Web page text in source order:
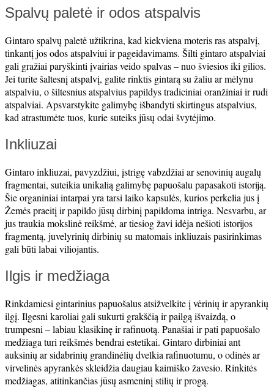
Spalvų paletė ir odos atspalvis
Gintaro spalvų paletė užtikrina, kad kiekviena moteris ras atspalvį,
tinkantį jos odos atspalviui ir pageidavimams. Šilti gintaro atspalviai
gali gražiai paryškinti įvairias veido spalvas – nuo šviesios iki gilios.
Jei turite šaltesnį atspalvį, galite rinktis gintarą su žaliu ar mėlynu
atspalviu, o šiltesnius atspalvius papildys tradiciniai oranžiniai ir rudi
atspalviai. Apsvarstykite galimybę išbandyti skirtingus atspalvius,
kad atrastumėte tuos, kurie suteiks jūsų odai švytėjimo.
Inkliuzai
Gintaro inkliuzai, pavyzdžiui, įstrigę vabzdžiai ar senovinių augalų
fragmentai, suteikia unikalią galimybę papuošalu papasakoti istoriją.
Šie organiniai intarpai yra tarsi laiko kapsulės, kurios perkelia jus į
Žemės praeitį ir papildo jūsų dirbinį papildoma intriga. Nesvarbu, ar
jus traukia mokslinė reikšmė, ar tiesiog žavi idėja nešioti istorijos
fragmentą, juvelyrinių dirbinių su matomais inkliuzais pasirinkimas
gali būti labai viliojantis.
Ilgis ir medžiaga
Rinkdamiesi gintarinius papuošalus atsižvelkite į vėrinių ir apyrankių
ilgį. Ilgesni karoliai gali sukurti grakščią ir pailgą išvaizdą, o
trumpesni – labiau klasikinę ir rafinuotą. Panašiai ir pati papuošalo
medžiaga turi reikšmės bendrai estetikai. Gintaro dirbiniai ant
auksinių ar sidabrinių grandinėlių dvelkia rafinuotumu, o odinės ar
virvelinės apyrankės skleidžia daugiau kaimiško žavesio. Rinkitės
medžiagas, atitinkančias jūsų asmeninį stilių ir progą.